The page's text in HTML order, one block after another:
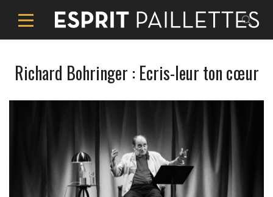
Richard Bohringer : Ecris-leur ton cœur